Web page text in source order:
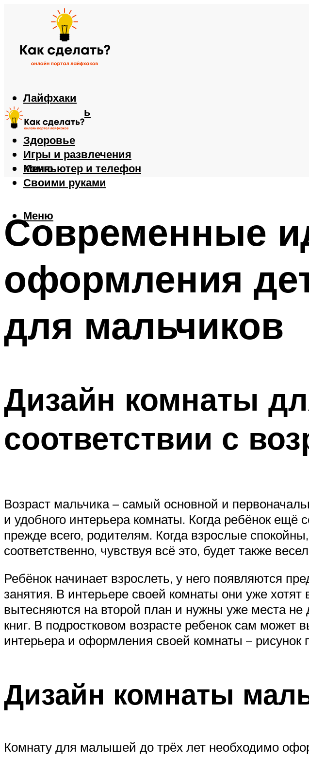
Лайфхаки
Автомобиль
Еда
Здоровье
Игры и развлечения
Компьютер и телефон
Своими руками
Меню
Меню
Современные
оформления
для мальчиков
Дизайн комнаты
соответствии с
Возраст мальчика – самый основной и
и удобного интерьера комнаты. Когда ребёнок
прежде всего, родителям. Когда взрослые
соответственно, чувствуя всё это, будет также
Ребёнок начинает взрослеть, у него появляются
занятия. В интерьере своей комнаты они уже
вытесняются на второй план и нужны уже места не
книг. В подростковом возрасте ребенок сам может
интерьера и оформления своей комнаты – рисунок
Дизайн комнаты
Комнату для малышей до трёх лет необходимо